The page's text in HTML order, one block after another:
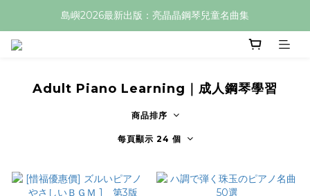
島嶼2026最新出版：亮晶晶鋼琴兒童名曲集
Adult Piano Learning｜成人鋼琴學習
商品排序
每頁顯示 24 個